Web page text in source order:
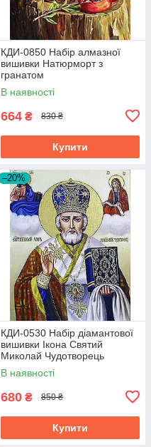
КДИ-0850 Набір алмазної
вишивки Натюрморт з
гранатом
В наявності
664 ₴ 830 ₴
Купити
–20%
КДИ-0530 Набір діамантової
вишивки Ікона Святий
Миколай Чудотворець
В наявності
680 ₴ 850 ₴
Купити